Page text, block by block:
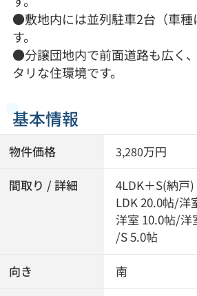
●敷地内には並列駐車2台（車種
す。
●分譲団地内で前面道路も広く
タリな住環境です。
基本情報
物件価格 3,280万円
間取り / 詳細
4LDK＋S(納戸)
LDK 20.0帖/洋
洋室 10.0帖/洋
/S 5.0帖
向き 南